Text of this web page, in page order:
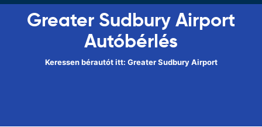
Greater Sudbury Airport
Autóbérlés
Keressen bérautót itt: Greater Sudbury Airport